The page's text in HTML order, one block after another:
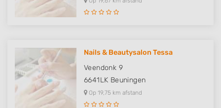
Nails & Beautysalon Tessa
Veendonk 9
6641LK Beuningen
Op 19,75 km afstand